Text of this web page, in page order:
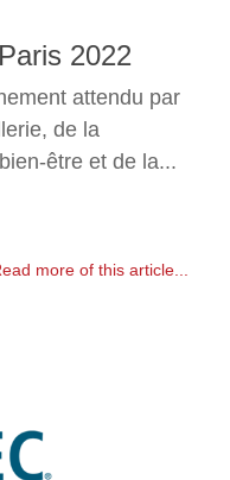
2022
attendu par
de la
être et de la...
more of this article...